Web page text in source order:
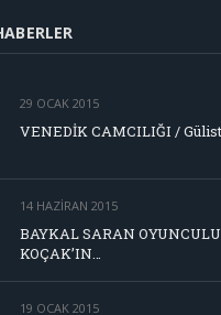
29 OCAK 2015
VENEDİK CAMCILIĞI /
14 HAZIRAN 2015
BAYKAL SARAN
KOÇAK’IN…
19 OCAK 2015